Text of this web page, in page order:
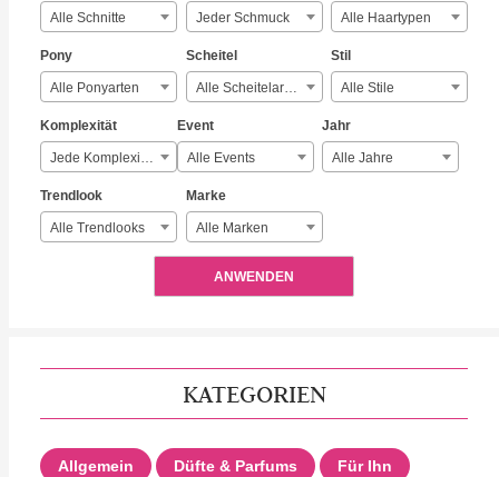
Alle Schnitte Jeder Schmuck Alle Haartypen
Pony
Alle Ponyarten
Scheitel
Alle Scheitelarten
Stil
Alle Stile
Komplexität
Jede Komplexität
Event
Alle Events
Jahr
Alle Jahre
Trendlook
Alle Trendlooks
Marke
Alle Marken
ANWENDEN
KATEGORIEN
Allgemein Düfte & Parfums Für Ihn